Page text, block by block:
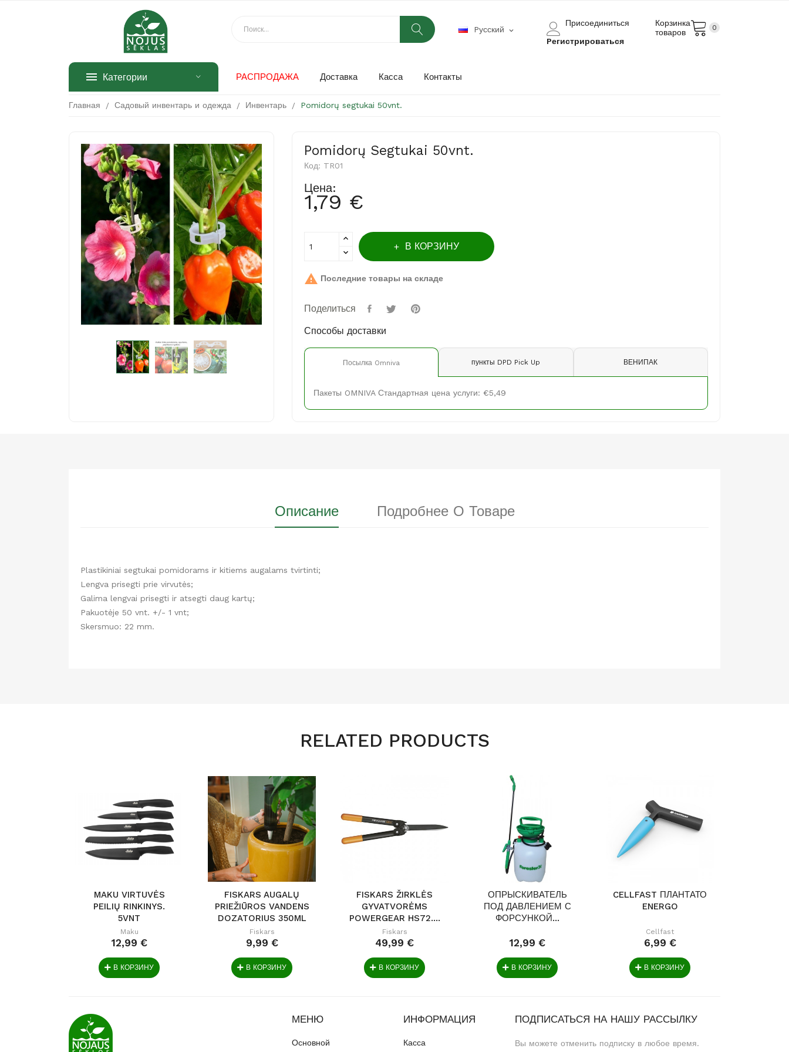
Корзинка
товаров
0
Присоединиться
Pегистрироваться
Pусский expand_more
Категории РАСПРОДАЖА Доставка Касса Контакты
Главная Садовый инвентарь и одежда Инвентарь Pomidorų segtukai 50vnt.
Pomidorų Segtukai 50vnt.
Код: TR01
Цена:
1,79 €
В КОРЗИНУ
 Последние товары на складе
Поделиться
Способы доставки
Посылка Omniva пункты DPD Pick Up ВЕНИПАК
Пакеты OMNIVA Стандартная цена услуги: €5,49
Описание Подробнее О Товаре
Plastikiniai segtukai pomidorams ir kitiems augalams tvirtinti;
Lengva prisegti prie virvutės;
Galima lengvai prisegti ir atsegti daug kartų;
Pakuotėje 50 vnt. +/- 1 vnt;
Skersmuo: 22 mm.
RELATED PRODUCTS
MAKU VIRTUVĖS
PEILIŲ RINKINYS.
5VNT
Maku
12,99 €
В КОРЗИНУ
FISKARS AUGALŲ
PRIEŽIŪROS VANDENS
DOZATORIUS 350ML
Fiskars
9,99 €
В КОРЗИНУ
FISKARS ŽIRKLĖS
GYVATVORĖMS
POWERGEAR HS72....
Fiskars
49,99 €
В КОРЗИНУ
ОПРЫСКИВАТЕЛЬ
ПОД ДАВЛЕНИЕМ С
ФОРСУНКОЙ...
12,99 €
В КОРЗИНУ
CELLFAST ПЛАНТАТО
ENERGO
Cellfast
6,99 €
В КОРЗИНУ
МЕНЮ
Основной
ИНФОРМАЦИЯ
Касса
ПОДПИСАТЬСЯ НА НАШУ РАССЫЛКУ
Вы можете отменить подписку в любое время.